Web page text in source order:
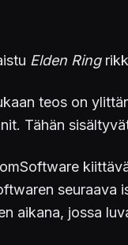
Elden Ring
teos on
Tähän
seuraava
aikana, jossa